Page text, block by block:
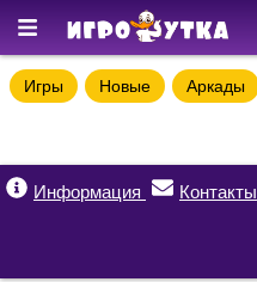
Игры Новые Аркады
Информация Контакты